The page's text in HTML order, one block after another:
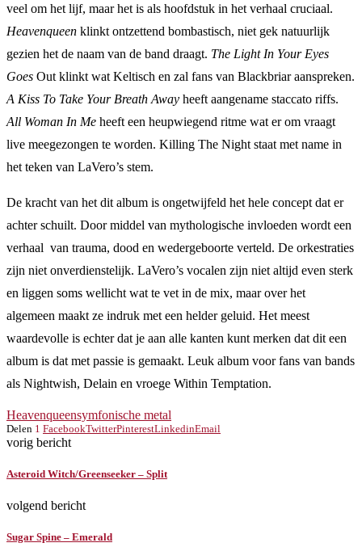
veel om het lijf, maar het is als hoofdstuk in het verhaal cruciaal.
Heavenqueen klinkt ontzettend bombastisch, niet gek natuurlijk
gezien het de naam van de band draagt. The Light In Your Eyes
Goes Out klinkt wat Keltisch en zal fans van Blackbriar aanspreken.
A Kiss To Take Your Breath Away heeft aangename staccato riffs.
All Woman In Me heeft een heupwiegend ritme wat er om vraagt
live meegezongen te worden. Killing The Night staat met name in
het teken van LaVero’s stem.
De kracht van het dit album is ongetwijfeld het hele concept dat er
achter schuilt. Door middel van mythologische invloeden wordt een
verhaal van trauma, dood en wedergeboorte verteld. De orkestraties
zijn niet onverdienstelijk. LaVero’s vocalen zijn niet altijd even sterk
en liggen soms wellicht wat te vet in de mix, maar over het
algemeen maakt ze indruk met een helder geluid. Het meest
waardevolle is echter dat je aan alle kanten kunt merken dat dit een
album is dat met passie is gemaakt. Leuk album voor fans van bands
als Nightwish, Delain en vroege Within Temptation.
Heavenqueensymfonische metal
Delen 1 FacebookTwitterPinterestLinkedinEmail
vorig bericht
Asteroid Witch/Greenseeker – Split
volgend bericht
Sugar Spine – Emerald